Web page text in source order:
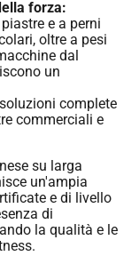
forza:
e a perni
oltre a pesi
dal
un
complete
commerciali e
su larga
un'ampia
e di livello
di
la qualità e le